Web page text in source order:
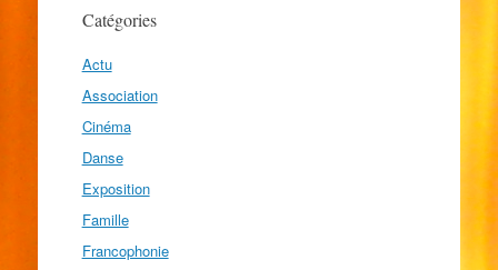
Catégories
Actu
Association
Cinéma
Danse
Exposition
Famille
Francophonie